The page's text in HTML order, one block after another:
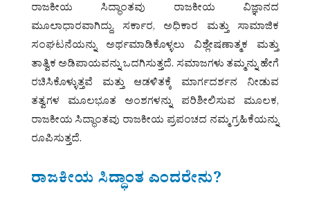
ರಾಜಕೀಯ ಸಿದ್ಧಾಂತವು ರಾಜಕೀಯ ವಿಜ್ಞಾನದ
ಮೂಲಾಧಾರವಾಗಿದ್ದು, ಸರ್ಕಾರ, ಅಧಿಕಾರ ಮತ್ತು ಸಾಮಾಜಿಕ
ಸಂಘಟನೆಯನ್ನು ಅರ್ಥಮಾಡಿಕೊಳ್ಳಲು ವಿಶ್ಲೇಷಣಾತ್ಮಕ ಮತ್ತು
ತಾತ್ವಿಕ ಅಡಿಪಾಯವನ್ನು ಒದಗಿಸುತ್ತದೆ. ಸಮಾಜಗಳು ತಮ್ಮನ್ನು ಹೇಗೆ
ರಚಿಸಿಕೊಳ್ಳುತ್ತವೆ ಮತ್ತು ಆಡಳಿತಕ್ಕೆ ಮಾರ್ಗದರ್ಶನ ನೀಡುವ
ತತ್ವಗಳ ಮೂಲಭೂತ ಅಂಶಗಳನ್ನು ಪರಿಶೀಲಿಸುವ ಮೂಲಕ,
ರಾಜಕೀಯ ಸಿದ್ಧಾಂತವು ರಾಜಕೀಯ ಪ್ರಪಂಚದ ನಮ್ಮ ಗ್ರಹಿಕೆಯನ್ನು
ರೂಪಿಸುತ್ತದೆ.
ರಾಜಕೀಯ ಸಿದ್ಧಾಂತ ಎಂದರೇನು?